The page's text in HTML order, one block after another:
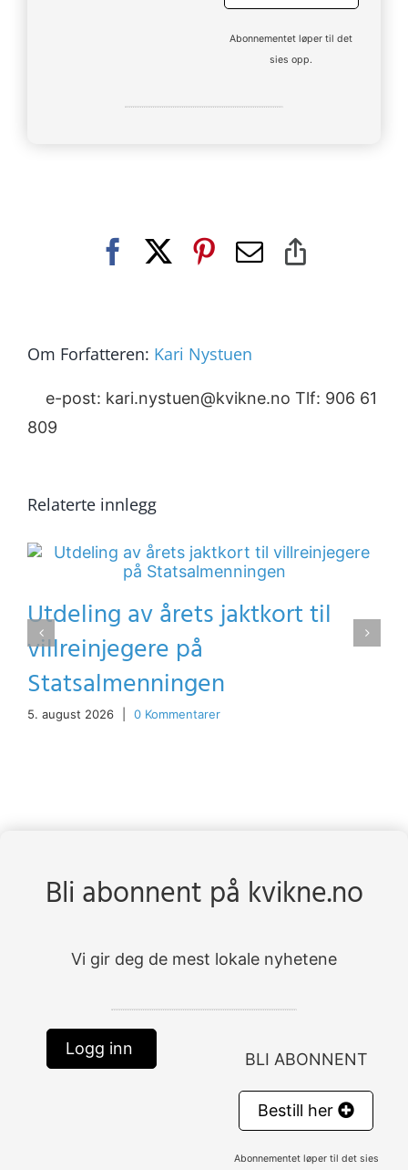
Abonnementet løper til det
sies opp.
Facebook Pinterest
E-
Om Forfatteren: Kari Nystuen
e-post: kari.nystuen@kvikne.no Tlf: 906 61
809
Relaterte innlegg
Utdeling av årets jaktkort til
villreinjegere på
Statsalmenningen
5. august 2026 0 Kommentarer
Bli abonnent på kvikne.no
Vi gir deg de mest lokale nyhetene
Logg inn
BLI ABONNENT
Bestill her
Abonnementet løper til det sies